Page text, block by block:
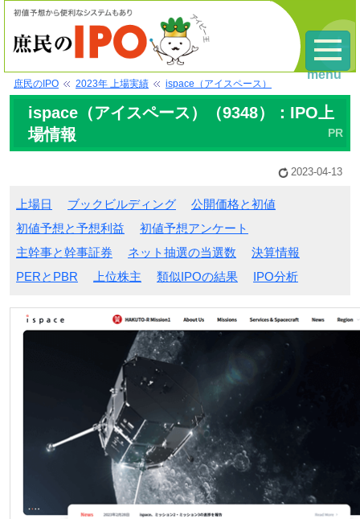
庶民のIPO 2023年 上場実績 ispace（アイスペース）
ispace（アイスペース）（9348）：IPO上
場情報
2023-04-13
上場日 ブックビルディング
公開価格と初値
初値予想と予想利益
初値予想アンケート
主幹事と幹事証券
ネット抽選の当選数
決算情報
PERとPBR
上位株主 類似IPOの結果 IPO分析
menu